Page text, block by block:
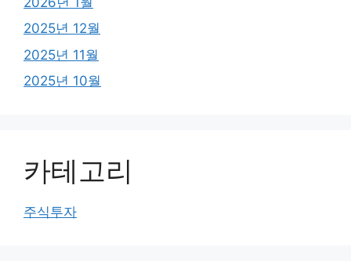
2025년 12월
2025년 11월
2025년 10월
카테고리
주식투자